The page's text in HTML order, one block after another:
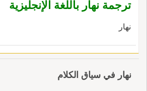
وَيْهُور، ثم قلبت الواو تا كما قلبت في
ترجمة نهار باللغة الإنجليزية
نهار
نهار في سياق الكلام